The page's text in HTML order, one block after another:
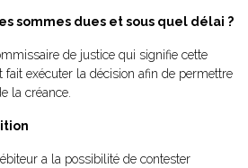
sommes dues et sous quel délai ?
de justice qui signifie cette
fait exécuter la décision afin de permettre
la créance.
a la possibilité de contester